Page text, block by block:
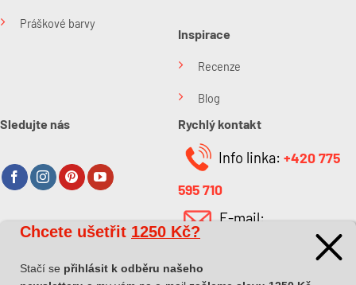
Práškové barvy
Inspirace
Recenze
Blog
Sledujte nás
O společnosti
O nás
Rychlý kontakt
Info linka: +420 775
595 710
E-mail:
Chcete ušetřit 1250 Kč?
Stačí se přihlásit k odběru našeho